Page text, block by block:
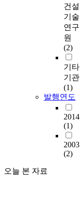
건설
기술
연구
원
(2)
기타
기관
(1)
발행연도
2014
(1)
2003
(2)
오늘 본 자료